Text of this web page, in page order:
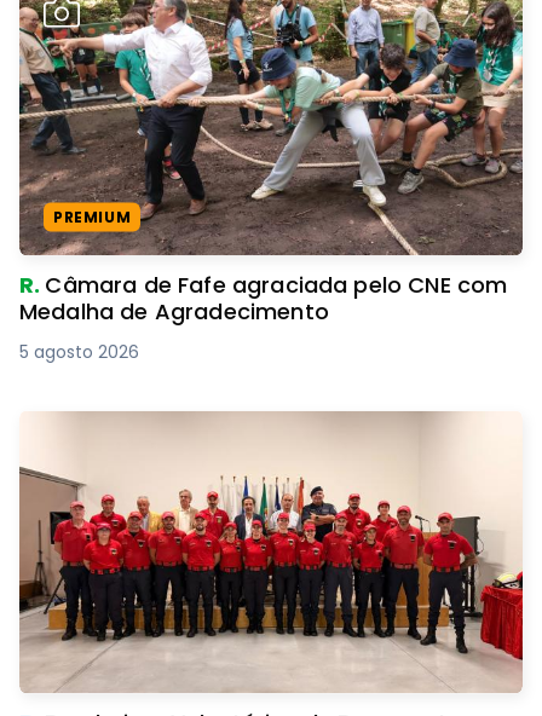
PREMIUM
R. Câmara de Fafe agraciada pelo CNE com
Medalha de Agradecimento
5 agosto 2026